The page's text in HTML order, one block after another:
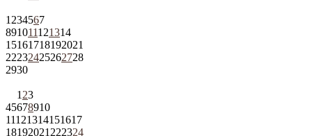
1 234567
891011121314
15161718192021
22232425262728
2930
1 23
45678910
11121314151617
18192021 222324